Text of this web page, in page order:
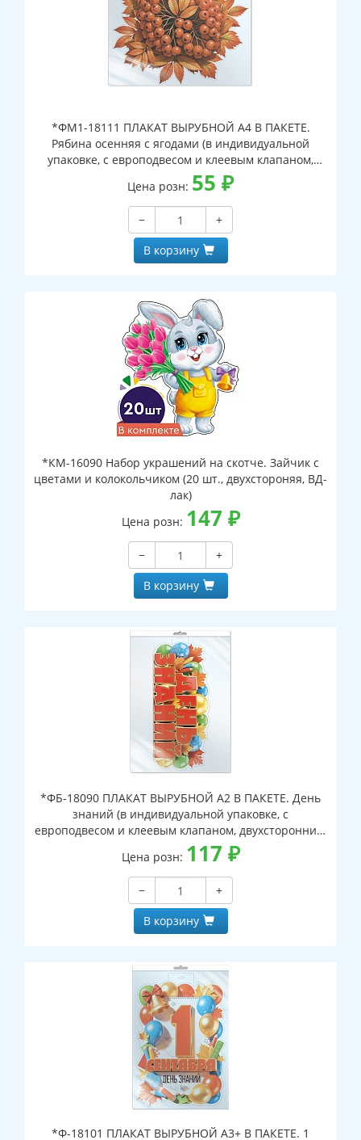
*ФМ1-18111 ПЛАКАТ ВЫРУБНОЙ А4 В ПАКЕТЕ.
Рябина осенняя с ягодами (в индивидуальной
упаковке, с европодвесом и клеевым клапаном,
двухсторонний, ВД-лак)
Цена розн: 55 ₽
−
+
В корзину
*КМ-16090 Набор украшений на скотче. Зайчик с
цветами и колокольчиком (20 шт., двухстороняя, ВД-
лак)
Цена розн: 147 ₽
−
+
В корзину
*ФБ-18090 ПЛАКАТ ВЫРУБНОЙ А2 В ПАКЕТЕ. День
знаний (в индивидуальной упаковке, с
европодвесом и клеевым клапаном, двухсторонний,
ВД-лак)
Цена розн: 117 ₽
−
+
В корзину
*Ф-18101 ПЛАКАТ ВЫРУБНОЙ А3+ В ПАКЕТЕ. 1